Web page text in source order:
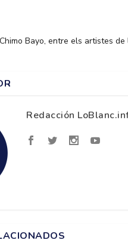
Bayo, entre els artistes de
Redacción